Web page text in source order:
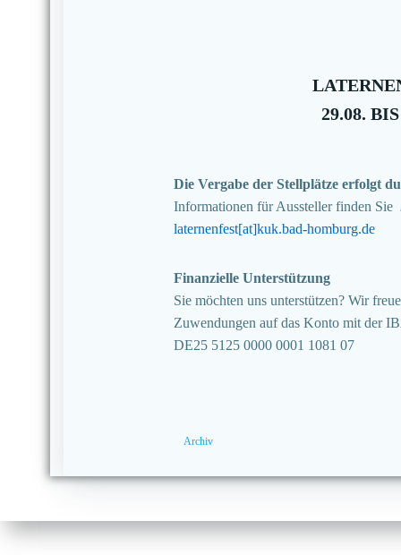
29.08.
Die Vergabe der Stellplätze erfolgt
Informationen für Aussteller finden Sie
laternenfest[at]kuk.bad-homburg.de
Finanzielle Unterstützung
Sie möchten uns unterstützen? Wir
Zuwendungen auf das Konto mit der
DE25 5125 0000 0001 1081 07
Archiv